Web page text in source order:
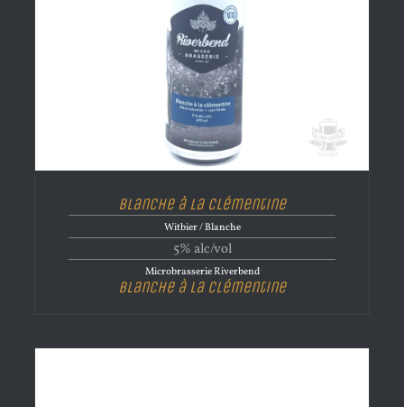
Blanche à La Clémentine
Witbier / Blanche
5% alc/vol
Microbrasserie Riverbend
Blanche à La Clémentine